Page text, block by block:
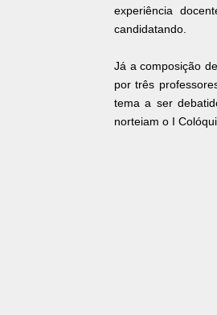
experiência
candidatando.
Já a composição
por três
tema a ser
norteiam o I